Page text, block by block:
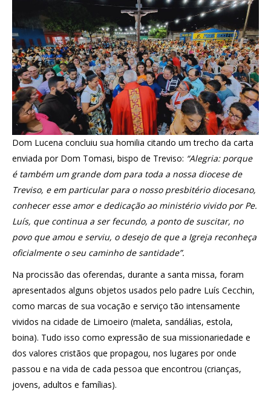
Dom Lucena concluiu sua homilia citando um trecho da carta
enviada por Dom Tomasi, bispo de Treviso: “Alegria: porque
é também um grande dom para toda a nossa diocese de
Treviso, e em particular para o nosso presbitério diocesano,
conhecer esse amor e dedicação ao ministério vivido por Pe.
Luís, que continua a ser fecundo, a ponto de suscitar, no
povo que amou e serviu, o desejo de que a Igreja reconheça
oficialmente o seu caminho de santidade”.
Na procissão das oferendas, durante a santa missa, foram
apresentados alguns objetos usados pelo padre Luís Cecchin,
como marcas de sua vocação e serviço tão intensamente
vividos na cidade de Limoeiro (maleta, sandálias, estola,
boina). Tudo isso como expressão de sua missionariedade e
dos valores cristãos que propagou, nos lugares por onde
passou e na vida de cada pessoa que encontrou (crianças,
jovens, adultos e famílias).